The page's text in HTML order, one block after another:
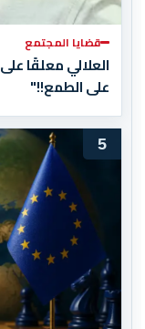
قضايا المجتمع
العلالي معلقًا
على الطمع!!"
5